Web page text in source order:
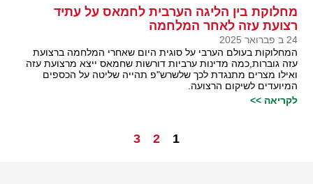
מחלוקת בין הליגה הערבית לחמאס על עתיד
רצועת עזה לאחר המלחמה
24 ב פברואר 2025
המחלוקות בעולם הערבי על סוגית היום שאחרי המלחמה ברצועת
עזה גוברות,כמה מדינות ערביות דורשות שחמאס ייצא מרצועת עזה
ואילו מצרים מתנגדת לכך שלשרש"פ תהייה שליטה על הכספים
המיועדים לשיקום הרצועה.
לקריאה >>
1
2
3